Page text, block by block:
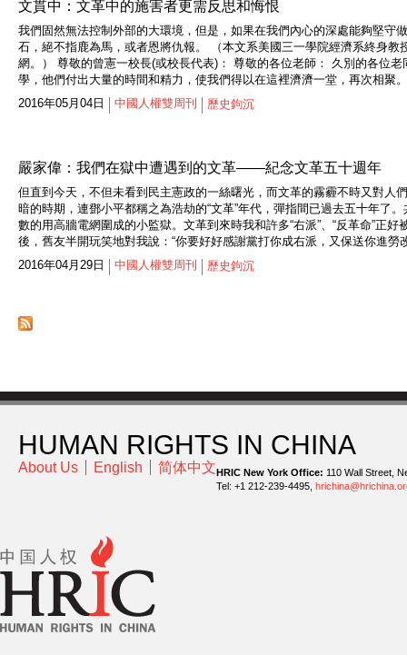
文貫中：文革中的施害者更需反思和悔恨
我們固然無法控制外部的大環境，但是，如果在我們內心的深處能夠堅
石，絕不指鹿為馬，或者恩將仇報。 （本文系美國三一學院經濟系終身
網。） 尊敬的曾憲一校長(或校長代表)： 尊敬的各位老師： 久別的各位
學，他們付出大量的時間和精力，使我們得以在這裡濟濟一堂，再次相
2016年05月04日
中國人權雙周刊 歷史鉤沉
嚴家偉：我們在獄中遭遇到的文革——紀念文革五十週年
但直到今天，不但未看到民主憲政的一絲曙光，而文革的霧霾不時又對
暗的時期，連鄧小平都稱之為浩劫的“文革”年代，彈指間已過去五十年了
數的用高牆電網圍成的小監獄。文革到來時我和許多“右派”、“反革命”正
後，舊友半開玩笑地對我說：“你要好好感謝黨打你成右派，又保送你進勞
2016年04月29日
中國人權雙周刊 歷史鉤沉
HUMAN RIGHTS IN CHINA
About Us English 简体中文HRIC New York Office: 110 Wall Street,
Tel: +1 212-239-4495,